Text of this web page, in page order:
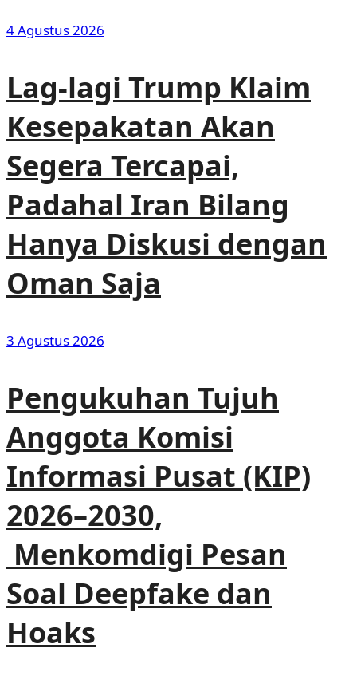
4 Agustus 2026
Lag-lagi Trump Klaim
Kesepakatan Akan
Segera Tercapai,
Padahal Iran Bilang
Hanya Diskusi dengan
Oman Saja
3 Agustus 2026
Pengukuhan Tujuh
Anggota Komisi
Informasi Pusat (KIP)
2026–2030,
Menkomdigi Pesan
Soal Deepfake dan
Hoaks